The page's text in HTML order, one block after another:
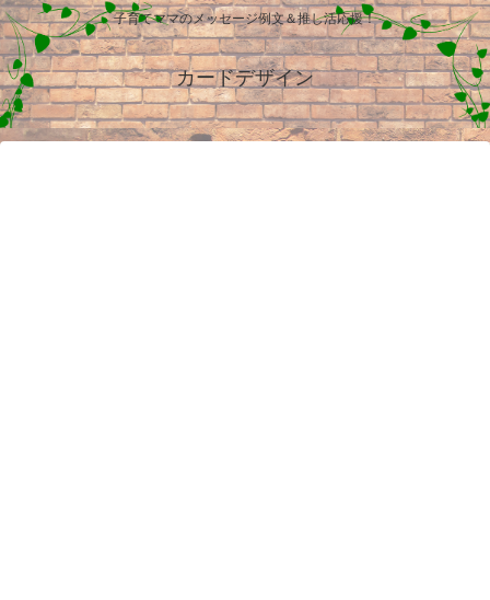
子育てママのメッセージ例文＆推し活応援！
カードデザイン